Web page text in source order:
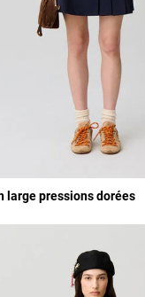
Rating
large pressions dorées